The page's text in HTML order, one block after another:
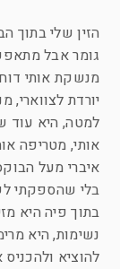
הזין שלי בתוך
גומר אבל
מנשקת אותי
יורדת לצווארי,
למטה, היא עוד
אותי, מטריפה
איברי מעל
בלי שהספקתי
בתוך פיה היא
נשימות, היא
להוציא